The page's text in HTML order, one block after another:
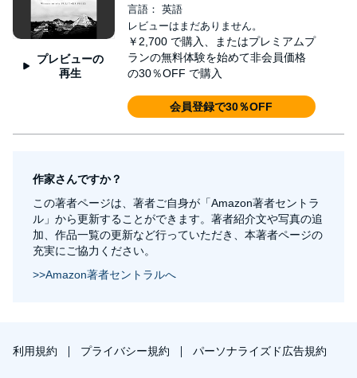
プレビューの
再生
言語： 英語
レビューはまだありません。
￥2,700 で購入、またはプレミアムプ
ランの無料体験を始めて非会員価格
の30％OFF で購入
会員登録で30％OFF
作家さんですか？
この著者ページは、著者ご自身が「Amazon著者セントラ
ル」から更新することができます。著者紹介文や写真の追
加、作品一覧の更新など行っていただき、本著者ページの
充実にご協力ください。
>>Amazon著者セントラルへ
利用規約 プライバシー規約 パーソナライズド広告規約